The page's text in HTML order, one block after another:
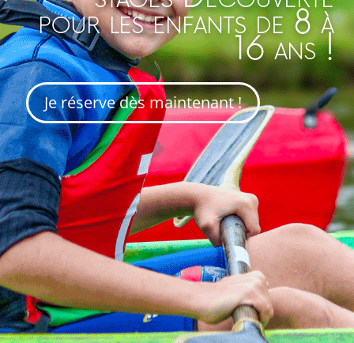
pour les enfants de 8 à
16 ans !
Je réserve dès maintenant !